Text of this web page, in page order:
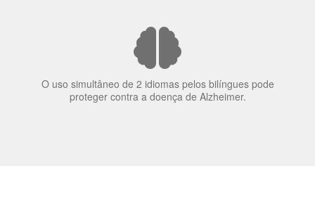
O uso simultâneo de 2 idiomas pelos bilíngues pode
proteger contra a doença de Alzheimer.